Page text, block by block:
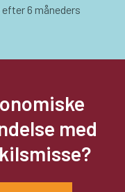
6 måneders
med